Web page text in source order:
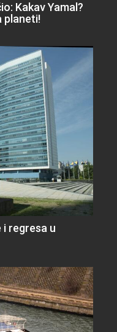
Kakav Yamal?
planeti!
regresa u